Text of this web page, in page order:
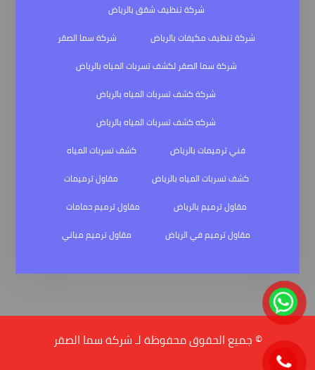
شركة تنظيف شقق بالرياض
شركة تنظيف مكيفات بالرياض
شركة سما الصقر
شركة سما الصقر لكشف تسربات المياه بالرياض
شركة كشف تسربات المياه بالرياض
شركه كشف تسربات المياه بالرياض
فني ترميمات بالرياض
كشف تسربات المياه
كشف تسربات المياه بالرياض
مقاول ترميمات
مقاول ترميم بالرياض
مقاول ترميم حمامات
مقاول ترميم في الرياض
مقاول ترميم مباني
© جميع الحقوق محفوظة لـ شركة سما الصقر